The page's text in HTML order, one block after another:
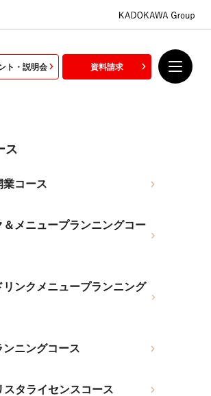
ト・説明会 資料請求
ス
業コース
＆メニュープランニングコー
リンクメニュープランニング
ンニングコース
タライセンスコース